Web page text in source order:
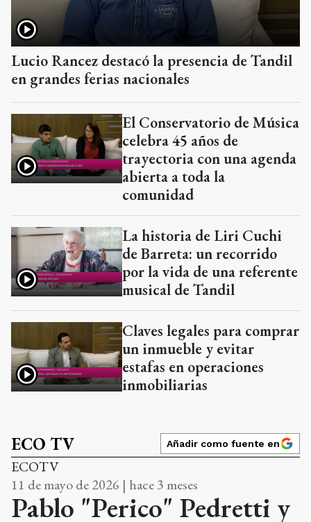
Lucio Rancez destacó la presencia de Tandil
en grandes ferias nacionales
El Conservatorio de Música
celebra 45 años de
trayectoria con una agenda
abierta a toda la
comunidad
La historia de Liri Cuchi
de Barreta: un recorrido
por la vida de una referente
musical de Tandil
Claves legales para comprar
un inmueble y evitar
estafas en operaciones
inmobiliarias
ECO TV Añadir como fuente en
ECOTV
11 de mayo de 2026 | hace 3 meses
Pablo "Perico" Pedretti y